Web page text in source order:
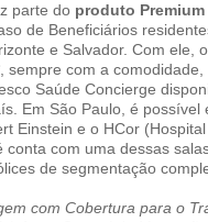
parte do produto Premium
de Beneficiários
e Salvador. Com ele,
sempre com a
Saúde Concierge
Em São Paulo, é possível
Einstein e o HCor
conta com uma dessas
de segmentação
com Cobertura para o